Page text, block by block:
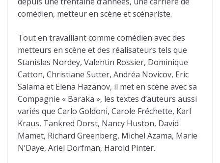
comédien, metteur en scène et scénariste.
Tout en travaillant comme comédien avec des
metteurs en scène et des réalisateurs tels que
Stanislas Nordey, Valentin Rossier, Dominique
Catton, Christiane Sutter, Andréa Novicov, Eric
Salama et Elena Hazanov, il met en scène avec sa
Compagnie « Baraka », les textes d’auteurs aussi
variés que Carlo Goldoni, Carole Fréchette, Karl
Kraus, Tankred Dorst, Nancy Huston, David
Mamet, Richard Greenberg, Michel Azama, Marie
N’Daye, Ariel Dorfman, Harold Pinter.